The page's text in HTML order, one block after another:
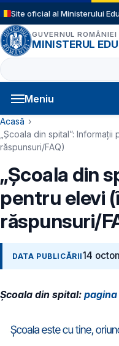
Sari la conținutul principal
Site oficial al Ministerului
GUVERNUL ROMÂNIEI
MINISTERUL
Caută
Meniu
Navigație
Cale de navigare
Acasă
„Școala din spital”:
răspunsuri/FAQ)
„Școala din
pentru elevi
răspunsuri/
DATA PUBLICĂRII14
Școala din spital: